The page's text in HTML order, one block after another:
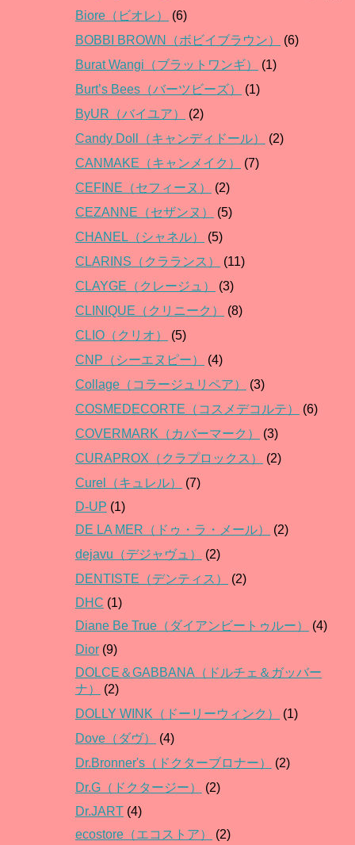
Biore（ビオレ）
(6)
BOBBI BROWN（ボビイブラウン）
(6)
Burat Wangi（ブラットワンギ）
(1)
Burt’s Bees（バーツビーズ）
(1)
ByUR（バイユア）
(2)
Candy Doll（キャンディドール）
(2)
CANMAKE（キャンメイク）
(7)
CEFINE（セフィーヌ）
(2)
CEZANNE（セザンヌ）
(5)
CHANEL（シャネル）
(5)
CLARINS（クラランス）
(11)
CLAYGE（クレージュ）
(3)
CLINIQUE（クリニーク）
(8)
CLIO（クリオ）
(5)
CNP（シーエヌピー）
(4)
Collage（コラージュリペア）
(3)
COSMEDECORTE（コスメデコルテ）
(6)
COVERMARK（カバーマーク）
(3)
CURAPROX（クラプロックス）
(2)
Curel（キュレル）
(7)
D-UP (1)
DE LA MER（ドゥ・ラ・メール）
(2)
dejavu（デジャヴュ）
(2)
DENTISTE（デンティス）
(2)
DHC (1)
Diane Be True（ダイアンビートゥルー）
(4)
Dior (9)
DOLCE＆GABBANA（ドルチェ＆ガッバー
ナ）
(2)
DOLLY WINK（ドーリーウィンク）
(1)
Dove（ダヴ）
(4)
Dr.Bronner's（ドクターブロナー）
(2)
Dr.G（ドクタージー）
(2)
Dr.JART (4)
ecostore（エコストア）
(2)